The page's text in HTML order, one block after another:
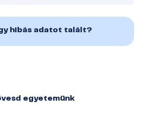
hibás adatot talált?
egyetemünk